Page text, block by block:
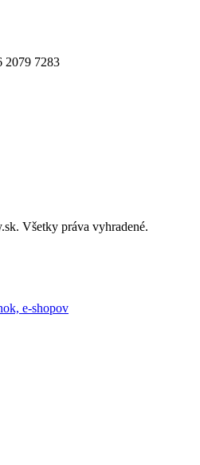
2079 7283
Všetky práva vyhradené.